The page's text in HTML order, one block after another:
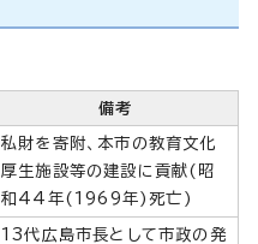
備考
私財を寄附、本市の教育文化
厚生施設等の建設に貢献(昭
和44年(1969年)死亡)
13代広島市長として市政の発